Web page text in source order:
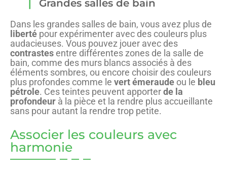
Grandes salles de bain
Dans les grandes salles de bain, vous avez plus de
liberté pour expérimenter avec des couleurs plus
audacieuses. Vous pouvez jouer avec des
contrastesentre différentes zones de la salle de
bain, comme des murs blancs associés à des
éléments sombres, ou encore choisir des couleurs
plus profondes comme le vert émeraude ou le bleu
pétrole. Ces teintes peuvent apporterde la
profondeur à la pièce et la rendre plus accueillante
sans pour autant la rendre trop petite.
Associer les couleurs avec
harmonie